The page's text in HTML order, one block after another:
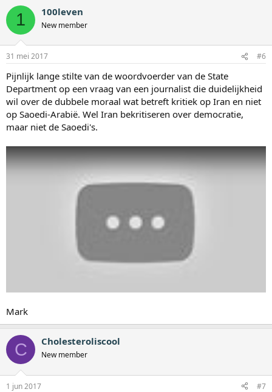
1 100leven
New member
31 mei 2017 #6
Pijnlijk lange stilte van de woordvoerder van de State
Department op een vraag van een journalist die duidelijkheid
wil over de dubbele moraal wat betreft kritiek op Iran en niet
op Saoedi-Arabië. Wel Iran bekritiseren over democratie,
maar niet de Saoedi's.
Mark
C Cholesteroliscool
New member
1 jun 2017 #7